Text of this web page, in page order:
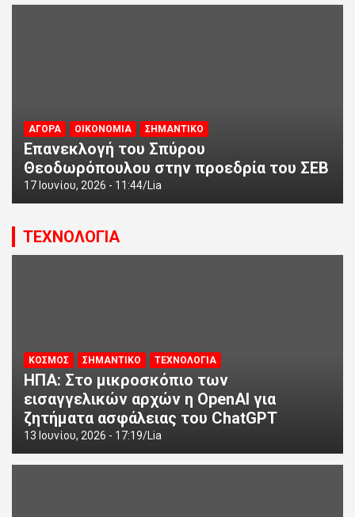
ΑΓΟΡΑ ΟΙΚΟΝΟΜΙΑ ΣΗΜΑΝΤΙΚΟ
Επανεκλογή του Σπύρου
Θεοδωρόπουλου στην προεδρία του ΣΕΒ
17 Ιουνίου, 2026 - 11:44 Lia
ΤΕΧΝΟΛΟΓΙΑ
ΚΟΣΜΟΣ ΣΗΜΑΝΤΙΚΟ ΤΕΧΝΟΛΟΓΙΑ
ΗΠΑ: Στο μικροσκόπιο των
εισαγγελικών αρχών η OpenAI για
ζητήματα ασφάλειας του ChatGPT
13 Ιουνίου, 2026 - 17:19 Lia